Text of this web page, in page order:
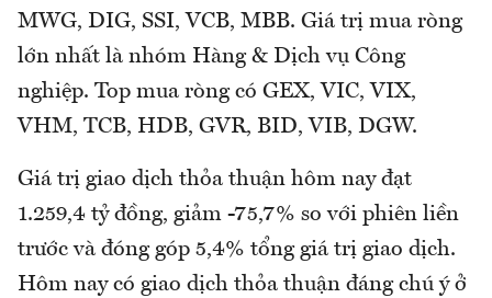
MWG, DIG, SSI, VCB, MBB. Giá trị mua ròng
lớn nhất là nhóm Hàng & Dịch vụ Công
nghiệp. Top mua ròng có GEX, VIC, VIX,
VHM, TCB, HDB, GVR, BID, VIB, DGW.
Giá trị giao dịch thỏa thuận hôm nay đạt
1.259,4 tỷ đồng, giảm -75,7% so với phiên liền
trước và đóng góp 5,4% tổng giá trị giao dịch.
Hôm nay có giao dịch thỏa thuận đáng chú ý ở